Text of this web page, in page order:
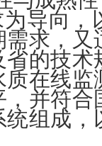
导向，
求，
的技
在线
并符
组成